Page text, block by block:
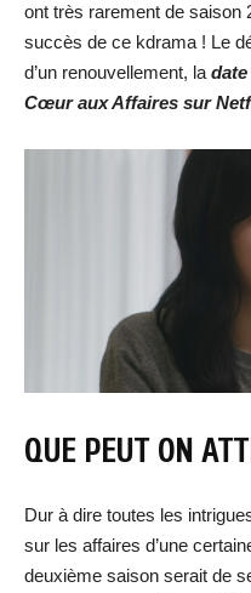
ont très rarement de saison
succès de ce kdrama ! Le
d’un renouvellement, la
Cœur aux Affaires sur
QUE PEUT ON
Dur à dire toutes les
sur les affaires d’une
deuxième saison serait de